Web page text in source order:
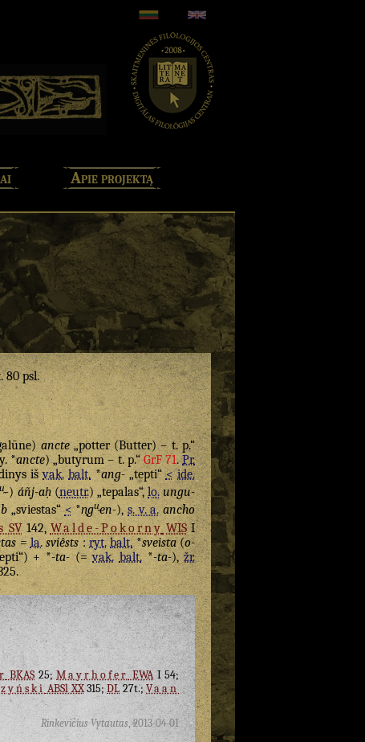
Apie projektą
80 psl.
ancte„potter (Butter) – t. p.“
*ancte) „butyrum – t. p.“GrF 71.Pr.
išvak. balt.*ang-„tepti“< ide.
u̯-)áñj-aḥ(neutr.) „tepalas“,lo. ungu-
„sviestas“<*n̥gu̯en-),s. v. a. ancho
SV142,Walde-PokornyWISI
=la. sviêsts:ryt. balt.*sveista(o-
+ *-ta-(=vak. balt.*-ta-),žr.
BKAS 25;MayrhoferEWAI 54;
ABSl XX315;DL27t.;Vaan
Rinkevičius Vytautas ,2013-04-01